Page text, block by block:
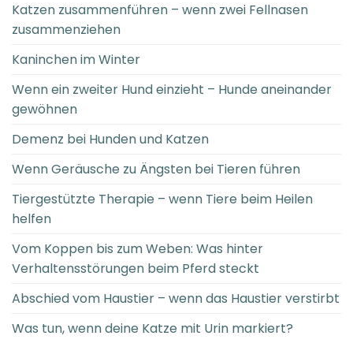
Katzen zusammenführen – wenn zwei Fellnasen
zusammenziehen
Kaninchen im Winter
Wenn ein zweiter Hund einzieht – Hunde aneinander
gewöhnen
Demenz bei Hunden und Katzen
Wenn Geräusche zu Ängsten bei Tieren führen
Tiergestützte Therapie – wenn Tiere beim Heilen
helfen
Vom Koppen bis zum Weben: Was hinter
Verhaltensstörungen beim Pferd steckt
Abschied vom Haustier – wenn das Haustier verstirbt
Was tun, wenn deine Katze mit Urin markiert?